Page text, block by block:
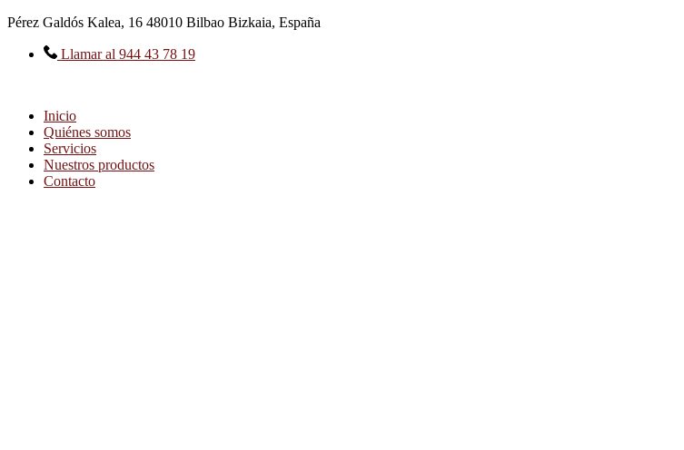
Ir
contenido
Pérez Galdós Kalea, 16 48010 Bilbao Bizkaia, España
Llamar al 944 43 78 19
Inicio
Quiénes somos
Servicios
Nuestros productos
Contacto